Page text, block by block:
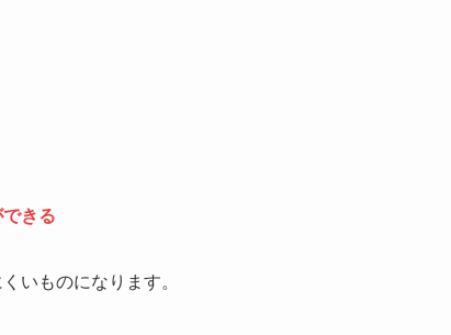
きる
いものになります。